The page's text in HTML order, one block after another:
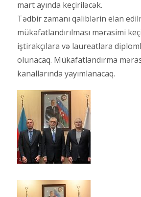
mart ayında keçiriləcək.
Tədbir zamanı qaliblərin elan
mükafatlandırılması mərasimi
iştirakçılara və laureatlara
olunacaq. Mükafatlandırma
kanallarında yayımlanacaq.